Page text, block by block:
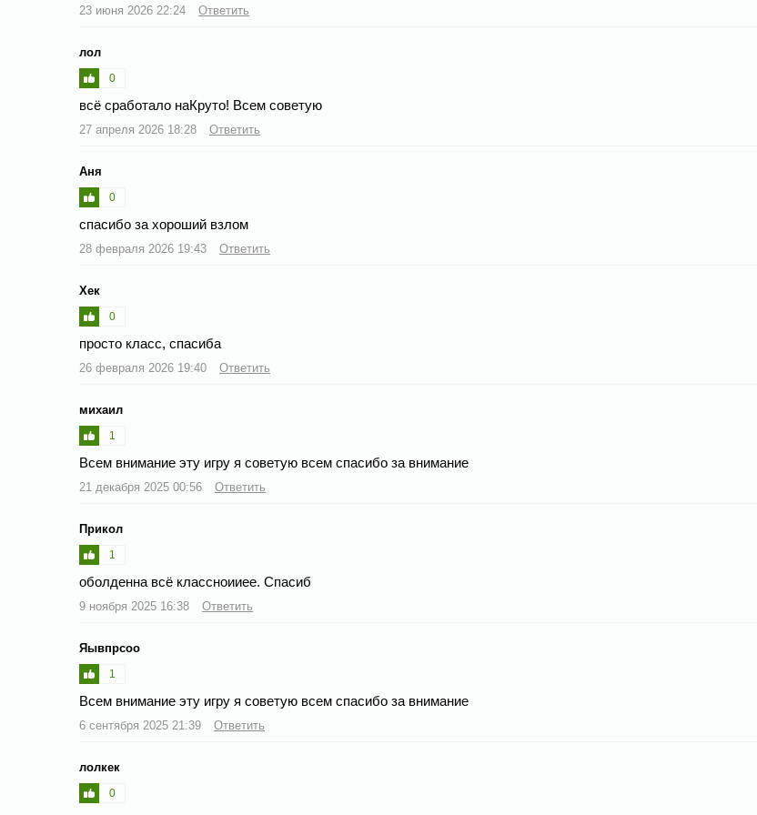
23 июня 2026 22:24 Ответить
лол
0
всё сработало наКруто! Всем советую
27 апреля 2026 18:28 Ответить
Аня
0
спасибо за хороший взлом
28 февраля 2026 19:43 Ответить
Хек
0
просто класс, спасиба
26 февраля 2026 19:40 Ответить
михаил
1
Всем внимание эту игру я советую всем спасибо за внимание
21 декабря 2025 00:56 Ответить
Прикол
1
оболденна всё классноииее. Спасиб
9 ноября 2025 16:38 Ответить
Яывпрсоо
1
Всем внимание эту игру я советую всем спасибо за внимание
6 сентября 2025 21:39 Ответить
лолкек
0